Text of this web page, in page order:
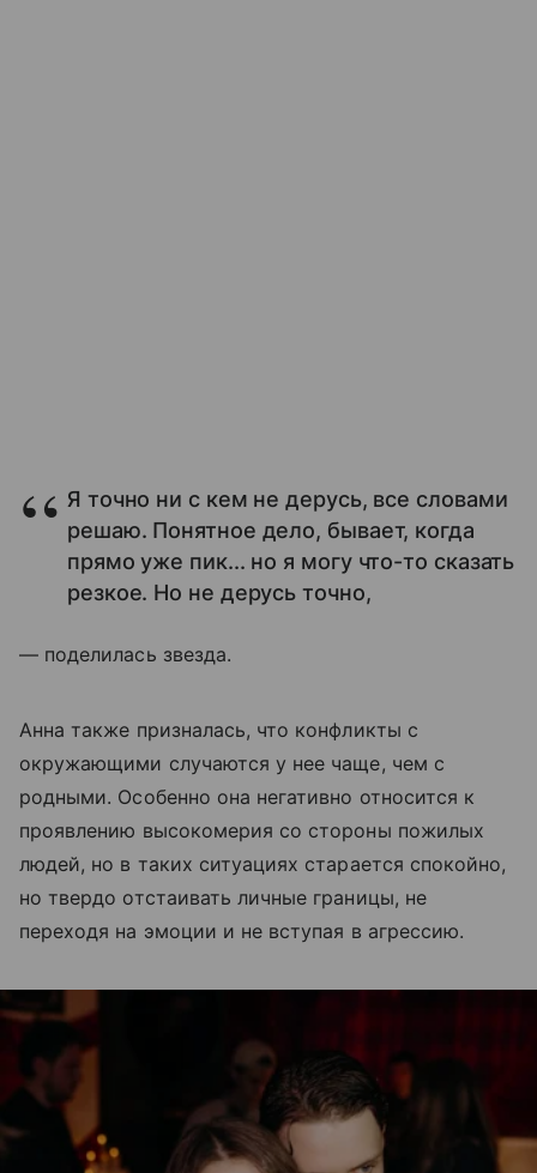
Я точно ни с кем не дерусь, все словами
решаю. Понятное дело, бывает, когда
прямо уже пик... но я могу что-то сказать
резкое. Но не дерусь точно,
— поделилась звезда.
Анна также призналась, что конфликты с
окружающими случаются у нее чаще, чем с
родными. Особенно она негативно относится к
проявлению высокомерия со стороны пожилых
людей, но в таких ситуациях старается спокойно,
но твердо отстаивать личные границы, не
переходя на эмоции и не вступая в агрессию.